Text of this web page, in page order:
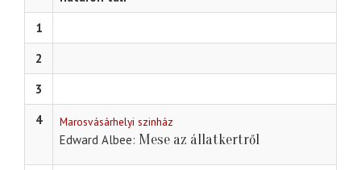
1
2
3
4
Marosvásárhelyi szinház
Edward Albee Mese az állatkertről